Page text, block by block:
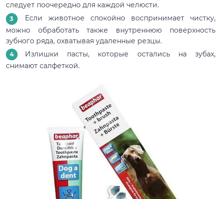
следует поочередно для каждой челюсти.
Если животное спокойно воспринимает чистку,
можно обработать также внутреннюю поверхность
зубного ряда, охватывая удаленные резцы.
Излишки пасты, которые остались на зубах,
снимают салфеткой.